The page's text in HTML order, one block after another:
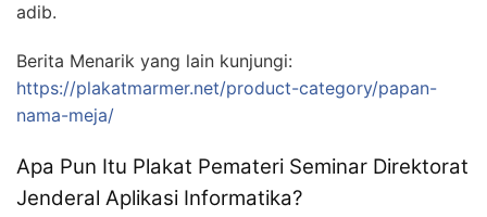
adib.
Berita Menarik yang lain kunjungi:
https://plakatmarmer.net/product-category/papan-
nama-meja/
Apa Pun Itu Plakat Pemateri Seminar Direktorat
Jenderal Aplikasi Informatika?